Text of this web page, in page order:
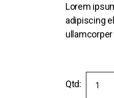
Lorem
adipiscing
Qtd: